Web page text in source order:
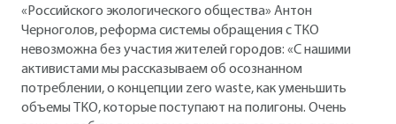
«Российского экологического общества» Антон
Черноголов, реформа системы обращения с ТКО
невозможна без участия жителей городов: «С нашими
активистами мы рассказываем об осознанном
потреблении, о концепции zero waste, как уменьшить
объемы ТКО, которые поступают на полигоны. Очень